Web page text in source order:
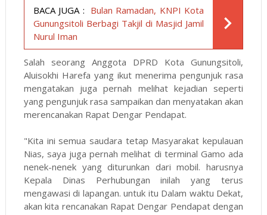
BACA JUGA : Bulan Ramadan, KNPI Kota
Gunungsitoli Berbagi Takjil di Masjid Jamil
Nurul Iman
Salah seorang Anggota DPRD Kota Gunungsitoli,
Aluisokhi Harefa yang ikut menerima pengunjuk rasa
mengatakan juga pernah melihat kejadian seperti
yang pengunjuk rasa sampaikan dan menyatakan akan
merencanakan Rapat Dengar Pendapat.
"Kita ini semua saudara tetap Masyarakat kepulauan
Nias, saya juga pernah melihat di terminal Gamo ada
nenek-nenek yang diturunkan dari mobil. harusnya
Kepala Dinas Perhubungan inilah yang terus
mengawasi di lapangan. untuk itu Dalam waktu Dekat,
akan kita rencanakan Rapat Dengar Pendapat dengan